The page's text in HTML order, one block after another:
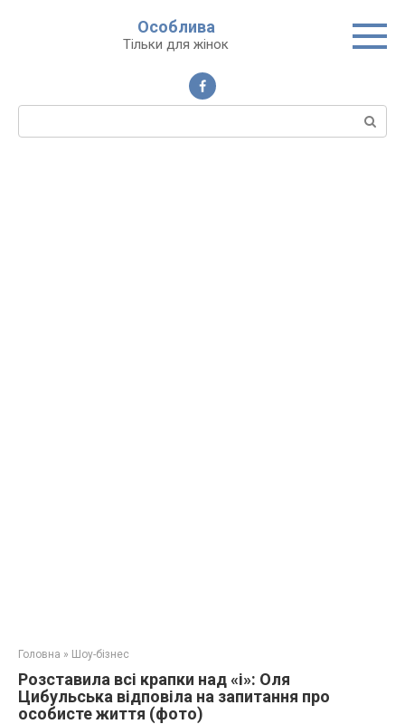
Особлива
Тільки для жінок
Пошук:
Головна » Шоу-бізнес
Розставила всі крапки над «і»: Оля
Цибульська відповіла на запитання про
особисте життя (фото)